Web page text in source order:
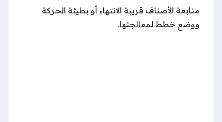
متابعة الأصناف قريبة الانتهاء أو بطيئة الحركة
ووضع خطط لمعالجتها.